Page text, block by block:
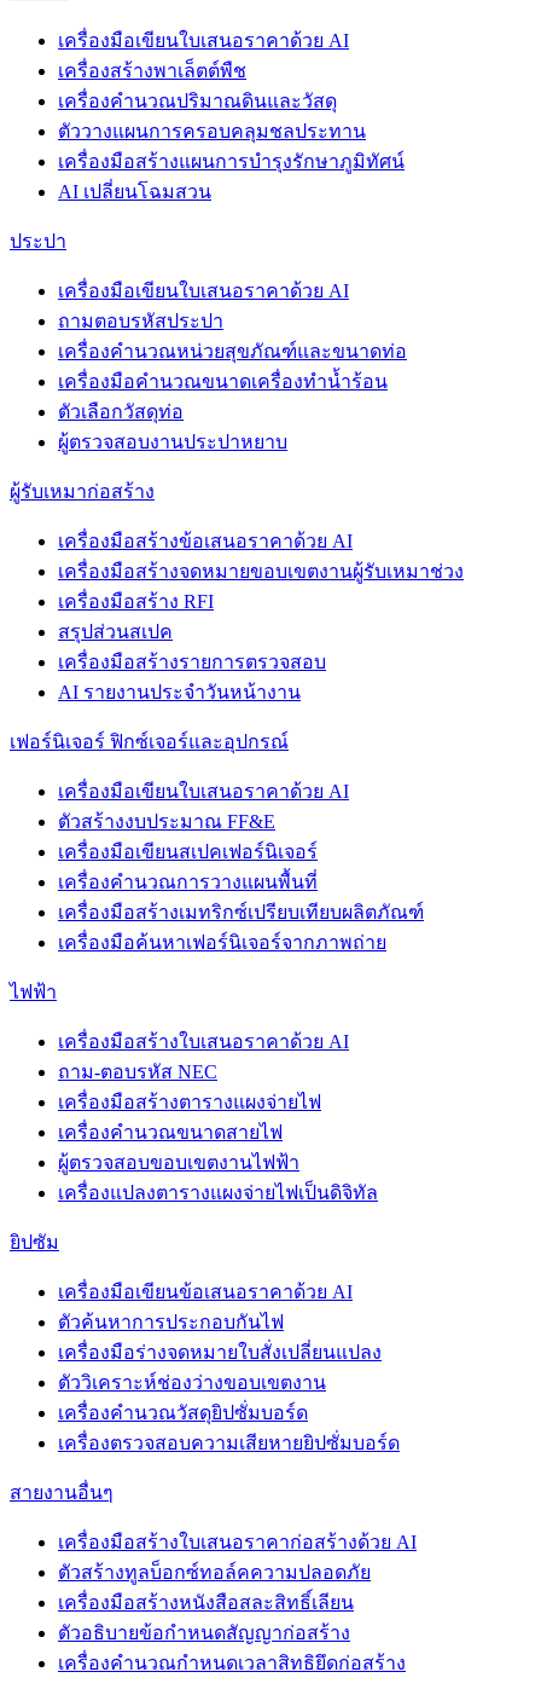
เครื่องมือเขียนใบเสนอราคาด้วย AI
เครื่องสร้างพาเล็ตต์พืช
เครื่องคำนวณปริมาณดินและวัสดุ
ตัววางแผนการครอบคลุมชลประทาน
เครื่องมือสร้างแผนการบำรุงรักษาภูมิทัศน์
AI เปลี่ยนโฉมสวน
ประปา
เครื่องมือเขียนใบเสนอราคาด้วย AI
ถามตอบรหัสประปา
เครื่องคำนวณหน่วยสุขภัณฑ์และขนาดท่อ
เครื่องมือคำนวณขนาดเครื่องทำน้ำร้อน
ตัวเลือกวัสดุท่อ
ผู้ตรวจสอบงานประปาหยาบ
ผู้รับเหมาก่อสร้าง
เครื่องมือสร้างข้อเสนอราคาด้วย AI
เครื่องมือสร้างจดหมายขอบเขตงานผู้รับเหมาช่วง
เครื่องมือสร้าง RFI
สรุปส่วนสเปค
เครื่องมือสร้างรายการตรวจสอบ
AI รายงานประจำวันหน้างาน
เฟอร์นิเจอร์ ฟิกซ์เจอร์และอุปกรณ์
เครื่องมือเขียนใบเสนอราคาด้วย AI
ตัวสร้างงบประมาณ FF&E
เครื่องมือเขียนสเปคเฟอร์นิเจอร์
เครื่องคำนวณการวางแผนพื้นที่
เครื่องมือสร้างเมทริกซ์เปรียบเทียบผลิตภัณฑ์
เครื่องมือค้นหาเฟอร์นิเจอร์จากภาพถ่าย
ไฟฟ้า
เครื่องมือสร้างใบเสนอราคาด้วย AI
ถาม-ตอบรหัส NEC
เครื่องมือสร้างตารางแผงจ่ายไฟ
เครื่องคำนวณขนาดสายไฟ
ผู้ตรวจสอบขอบเขตงานไฟฟ้า
เครื่องแปลงตารางแผงจ่ายไฟเป็นดิจิทัล
ยิปซัม
เครื่องมือเขียนข้อเสนอราคาด้วย AI
ตัวค้นหาการประกอบกันไฟ
เครื่องมือร่างจดหมายใบสั่งเปลี่ยนแปลง
ตัววิเคราะห์ช่องว่างขอบเขตงาน
เครื่องคำนวณวัสดุยิปซั่มบอร์ด
เครื่องตรวจสอบความเสียหายยิปซั่มบอร์ด
สายงานอื่นๆ
เครื่องมือสร้างใบเสนอราคาก่อสร้างด้วย AI
ตัวสร้างทูลบ็อกซ์ทอล์คความปลอดภัย
เครื่องมือสร้างหนังสือสละสิทธิ์เลียน
ตัวอธิบายข้อกำหนดสัญญาก่อสร้าง
เครื่องคำนวณกำหนดเวลาสิทธิยึดก่อสร้าง